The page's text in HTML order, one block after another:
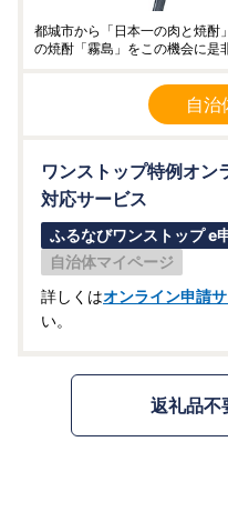
都城市から「日本一の肉と焼酎
の焼酎「霧島」をこの機会に是
自治
ワンストップ特例オン
対応サービス
ふるなびワンストップ e
自治体マイページ
詳しくはオンライン申請
い。
返礼品不